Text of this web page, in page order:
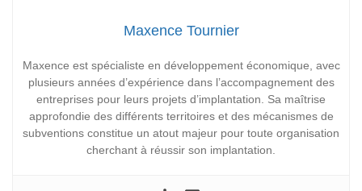
Maxence Tournier
Maxence est spécialiste en développement économique, avec
plusieurs années d’expérience dans l’accompagnement des
entreprises pour leurs projets d’implantation. Sa maîtrise
approfondie des différents territoires et des mécanismes de
subventions constitue un atout majeur pour toute organisation
cherchant à réussir son implantation.